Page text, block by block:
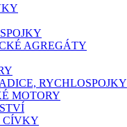
AGREGÁTY
RYCHLOSPOJKY
MOTORY
CÍVKY